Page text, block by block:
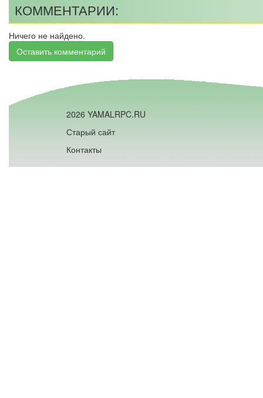
КОММЕНТАРИИ:
Ничего не найдено.
Оставить комментарий
2026 YAMALRPC.RU
Старый сайт
Контакты